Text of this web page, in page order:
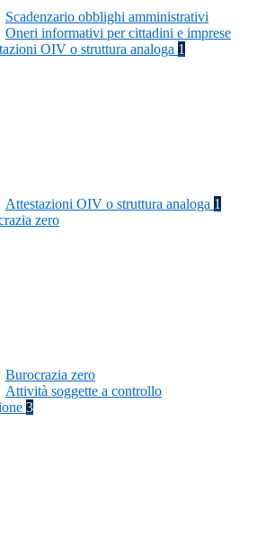
Scadenzario obblighi amministrativi
Oneri informativi per cittadini e imprese
OIV o struttura analoga 1
Attestazioni OIV o struttura analoga 1
zero
Burocrazia zero
Attività soggette a controllo
3